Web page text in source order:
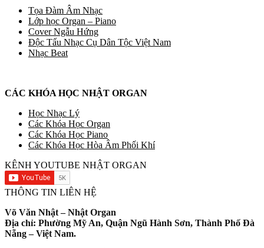
Tọa Đàm Âm Nhạc
Lớp học Organ – Piano
Cover Ngẫu Hứng
Độc Tấu Nhạc Cụ Dân Tộc Việt Nam
Nhạc Beat
CÁC KHÓA HỌC NHẬT ORGAN
Học Nhạc Lý
Các Khóa Học Organ
Các Khóa Học Piano
Các Khóa Học Hòa Âm Phối Khí
KÊNH YOUTUBE NHẬT ORGAN
THÔNG TIN LIÊN HỆ
Võ Văn Nhật – Nhật Organ
Địa chỉ: Phường Mỹ An, Quận Ngũ Hành Sơn, Thành Phố Đà
Nẵng – Việt Nam.